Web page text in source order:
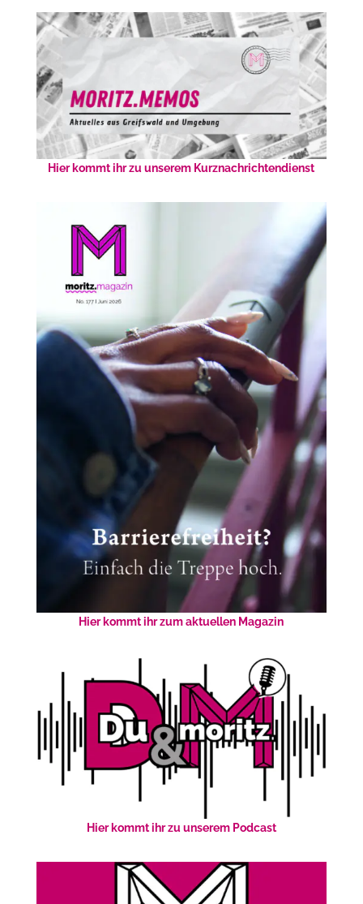
Hier kommt ihr zu unserem Kurznachrichtendienst
Hier kommt ihr zum aktuellen Magazin
Hier kommt ihr zu unserem Podcast